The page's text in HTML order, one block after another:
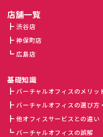
店舗一覧
渋谷店
神保町店
広島店
基礎知識
バーチャルオフィスのメリッ
バーチャルオフィスの選び方
他オフィスサービスとの違い
バーチャルオフィスの誤解